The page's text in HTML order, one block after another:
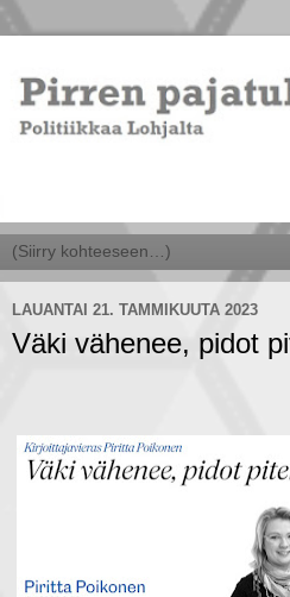
LAUANTAI 21. TAMMIKUUTA 2023
Väki vähenee, pidot